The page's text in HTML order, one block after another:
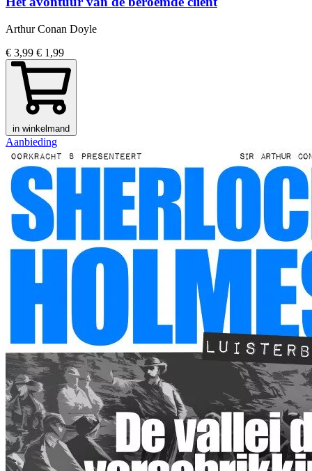
Arthur Conan Doyle
€ 3,99 € 1,99
in winkelmand
Aanbieding